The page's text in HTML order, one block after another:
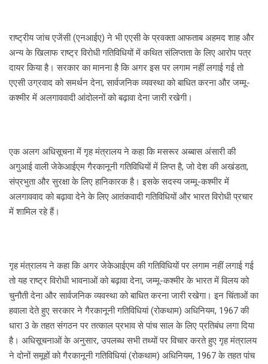
राष्ट्रीय जांच एजेंसी (एनआईए) ने भी एएसी के प्रवक्ता आफताब अहमद शाह और
अन्य के खिलाफ राष्ट्र विरोधी गतिविधियों में कथित संलिप्तता के लिए आरोप पत्र
दायर किया है। सरकार का मानना है कि अगर इस पर लगाम नहीं लगाई गई तो
एएसी उग्रवाद को समर्थन देना, सार्वजनिक व्यवस्था को बाधित करना और जम्मू-
कश्मीर में अलगाववादी आंदोलनों को बढ़ावा देना जारी रखेगी।
एक अलग अधिसूचना में गृह मंत्रालय ने कहा कि मसरूर अब्बास अंसारी की
अगुआई वाली जेकेआईएम गैरकानूनी गतिविधियों में लिप्त है, जो देश की अखंडता,
संप्रभुता और सुरक्षा के लिए हानिकारक है। इसके सदस्य जम्मू-कश्मीर में
अलगाववाद को बढ़ावा देने के लिए आतंकवादी गतिविधियों और भारत विरोधी प्रचार
में शामिल रहे हैं।
गृह मंत्रालय ने कहा कि अगर जेकेआईएम की गतिविधियों पर लगाम नहीं लगाई गई
तो यह राष्ट्र विरोधी भावनाओं को बढ़ावा देना, जम्मू-कश्मीर के भारत में विलय को
चुनौती देना और सार्वजनिक व्यवस्था को बाधित करना जारी रखेगा। इन चिंताओं का
हवाला देते हुए सरकार ने गैरकानूनी गतिविधियां (रोकथाम) अधिनियम, 1967 की
धारा 3 के तहत संगठन पर तत्काल प्रभाव से पांच साल के लिए प्रतिबंध लगा दिया
है। अधिसूचनाओं के अनुसार, उपलब्ध सभी तथ्यों पर विचार करते हुए गृह मंत्रालय
ने दोनों समूहों को गैरकानूनी गतिविधियां (रोकथाम) अधिनियम, 1967 के तहत पांच